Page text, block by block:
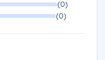
(0)
(0)